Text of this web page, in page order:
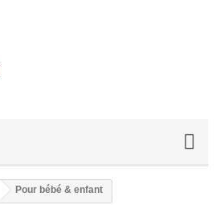
Pour bébé & enfant